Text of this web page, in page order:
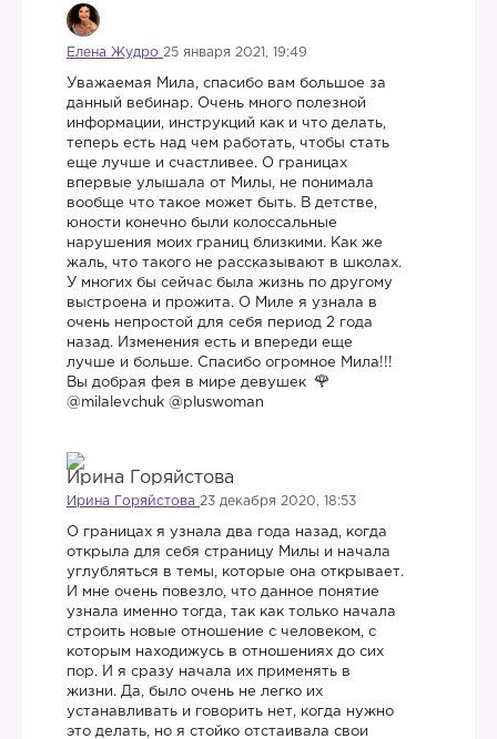
Елена Жудро 25 января 2021, 19:49
Уважаемая Мила, спасибо вам большое за
данный вебинар. Очень много полезной
информации, инструкций как и что делать,
теперь есть над чем работать, чтобы стать
еще лучше и счастливее. О границах
впервые улышала от Милы, не понимала
вообще что такое может быть. В детстве,
юности конечно были колоссальные
нарушения моих границ близкими. Как же
жаль, что такого не рассказывают в школах.
У многих бы сейчас была жизнь по другому
выстроена и прожита. О Миле я узнала в
очень непростой для себя период 2 года
назад. Изменения есть и впереди еще
лучше и больше. Спасибо огромное Мила!!!
Вы добрая фея в мире девушек
@milalevchuk @pluswoman
Ирина Горяйстова 23 декабря 2020, 18:53
О границах я узнала два года назад, когда
открыла для себя страницу Милы и начала
углубляться в темы, которые она открывает.
И мне очень повезло, что данное понятие
узнала именно тогда, так как только начала
строить новые отношение с человеком, с
которым находижусь в отношениях до сих
пор. И я сразу начала их применять в
жизни. Да, было очень не легко их
устанавливать и говорить нет, когда нужно
это делать, но я стойко отстаивала свои